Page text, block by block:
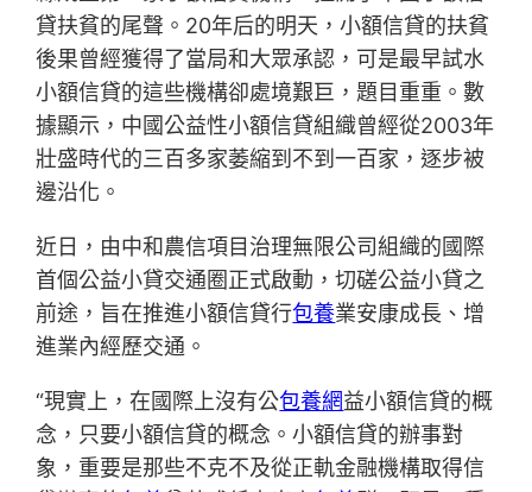
貸扶貧的尾聲。20年后的明天，小額信貸的扶貧
後果曾經獲得了當局和大眾承認，可是最早試水
小額信貸的這些機構卻處境艱巨，題目重重。數
據顯示，中國公益性小額信貸組織曾經從2003年
壯盛時代的三百多家萎縮到不到一百家，逐步被
邊沿化。
近日，由中和農信項目治理無限公司組織的國際
首個公益小貸交通圈正式啟動，切磋公益小貸之
前途，旨在推進小額信貸行包養業安康成長、增
進業內經歷交通。
“現實上，在國際上沒有公包養網益小額信貸的概
念，只要小額信貸的概念。小額信貸的辦事對
象，重要是那些不克不及從正軌金融機構取得信